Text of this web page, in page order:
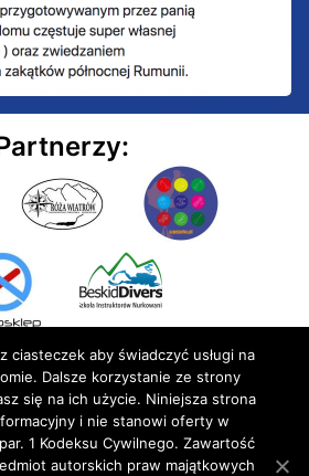
z o.o. Wszelkie prawa zastrzeżone
ciasteczek aby świadczyć usługi na
Dalsze korzystanie ze strony
się na ich użycie. Niniejsza strona
i nie stanowi oferty w
1 Kodeksu Cywilnego. Zawartość
autorskich praw majątkowych